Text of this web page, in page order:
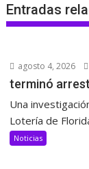
Entradas
agosto 4, 2026
terminó
Una
Lotería de
Noticias